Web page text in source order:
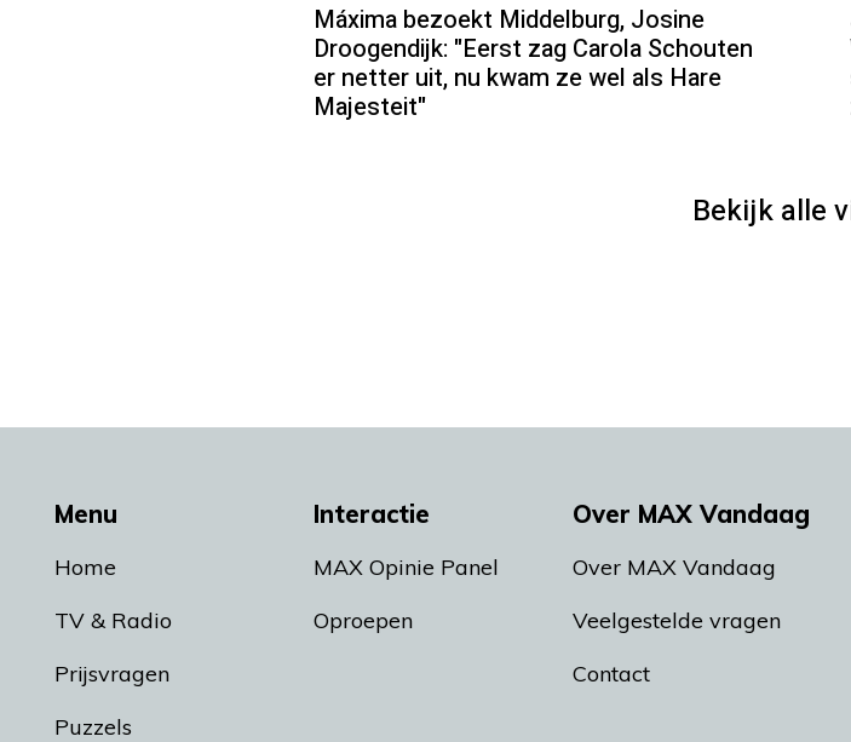
Máxima bezoekt Middelburg, Josine
Droogendijk: "Eerst zag Carola Schouten
er netter uit, nu kwam ze wel als Hare
Majesteit"
Bekijk alle
Menu
Home
TV & Radio
Prijsvragen
Puzzels
Interactie
MAX Opinie Panel
Oproepen
Over MAX Vandaag
Over MAX Vandaag
Veelgestelde vragen
Contact